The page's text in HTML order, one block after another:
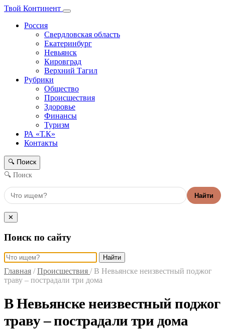
Твой Континент
Россия
Свердловская область
Екатеринбург
Невьянск
Кировград
Верхний Тагил
Рубрики
Общество
Происшествия
Здоровье
Финансы
Туризм
РА «Т.К»
Контакты
🔍 Поиск
🔍 Поиск
Найти
✕
Поиск по сайту
Найти
Главная / Происшествия / В Невьянске неизвестный поджог
траву – пострадали три дома
В Невьянске неизвестный поджог
траву – пострадали три дома